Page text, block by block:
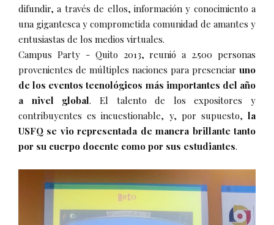
difundir, a través de ellos, información y conocimiento a
una gigantesca y comprometida comunidad de amantes y
entusiastas de los medios virtuales.
Campus Party - Quito 2013, reunió a 2.500 personas
provenientes de múltiples naciones para presenciar uno
de los eventos tecnológicos más importantes del año
a nivel global. El talento de los expositores y
contribuyentes es incuestionable, y, por supuesto, la
USFQ se vio representada de manera brillante tanto
por su cuerpo docente como por sus estudiantes.